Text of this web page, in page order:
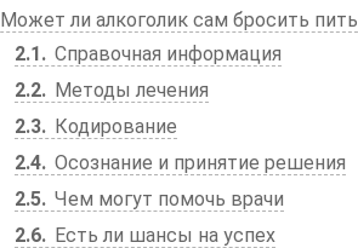
Может ли алкоголик сам бросить пить
2.1
Справочная информация
2.2
Методы лечения
2.3
Кодирование
2.4 Осознание и принятие решения
2.5 Чем могут помочь врачи
2.6
Есть ли шансы на успех